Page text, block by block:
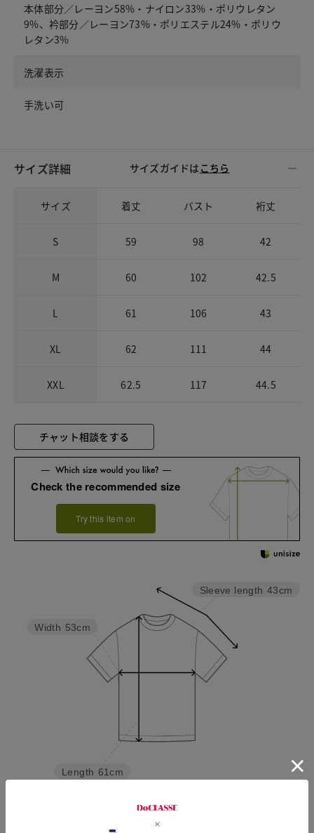
本体部分／レーヨン58%・ナイロン33%・ポリウレタン
9%、衿部分／レーヨン73%・ポリエステル24%・ポリウ
レタン3%
洗濯表示
手洗い可
サイズ詳細 サイズガイドは こちら
サイズ 着丈 バスト 裄丈
S 59 98 42
M 60 102 42.5
L 61 106 43
XL 62 111 44
XXL 62.5 117 44.5
チャット相談をする
Check the recommended size
Try this item on
Sleeve length 43cm
Length 61cm
Width 53cm